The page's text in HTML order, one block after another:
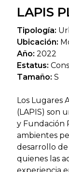
LAPIS
Tipología:
Ubicación:
Año: 2022
Estatus:
Tamaño: S
Los Lugares
(LAPIS) son
y Fundación
ambientes
desarrollo de
quienes las